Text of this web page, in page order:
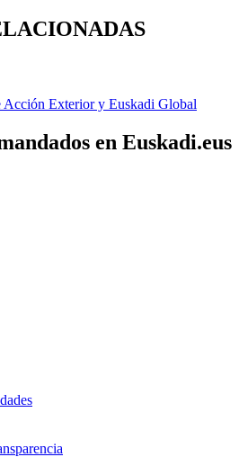
Acción Exterior y Euskadi Global
en Euskadi.eus